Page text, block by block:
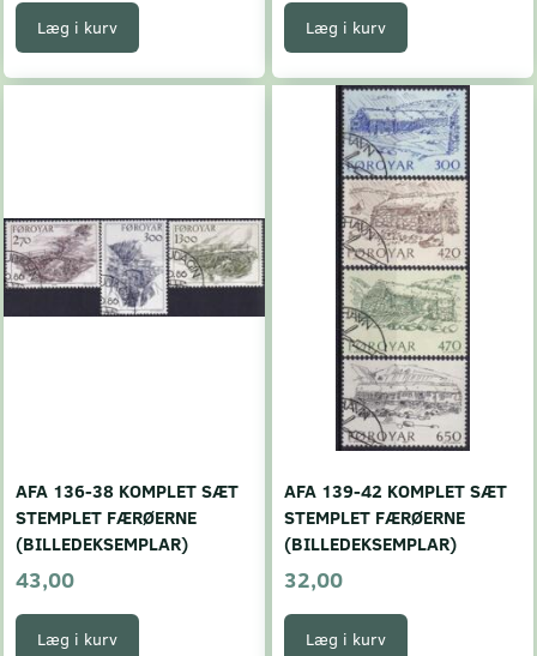
Læg i kurv Læg i kurv
AFA 136-38 KOMPLET SÆT
STEMPLET FÆRØERNE
(BILLEDEKSEMPLAR)
43,00
Læg i kurv
AFA 139-42 KOMPLET SÆT
STEMPLET FÆRØERNE
(BILLEDEKSEMPLAR)
32,00
Læg i kurv